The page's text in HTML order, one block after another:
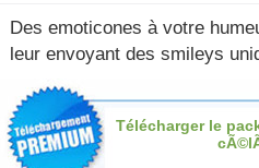
Des emoticones à votre
leur envoyant des smileys
Télécharger le